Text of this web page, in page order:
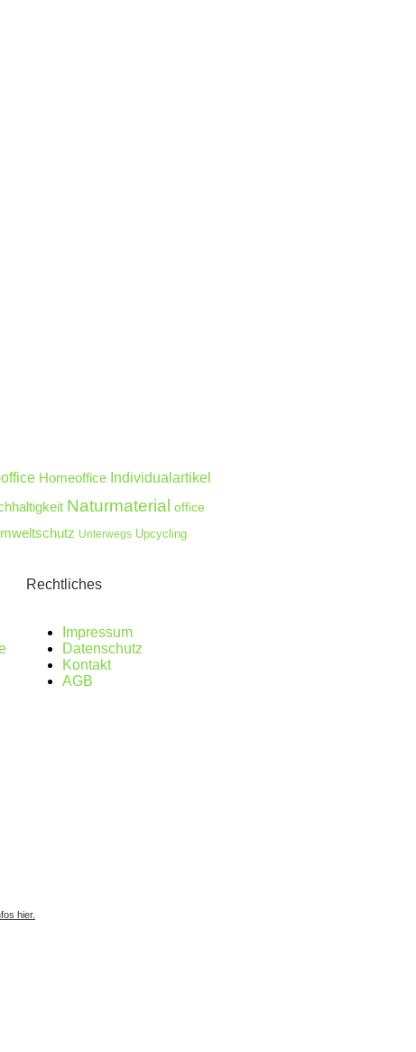
Homeoffice Individualartikel
Naturmaterial office
Unterwegs Upcycling
Rechtliches
Impressum
Datenschutz
Kontakt
AGB
hier.